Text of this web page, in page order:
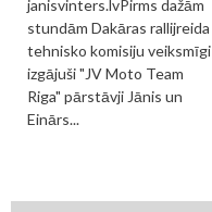
janisvinters.lvPirms dažām
stundām Dakāras rallijreida
tehnisko komisiju veiksmīgi
izgājuši "JV Moto Team
Riga" pārstāvji Jānis un
Einārs...